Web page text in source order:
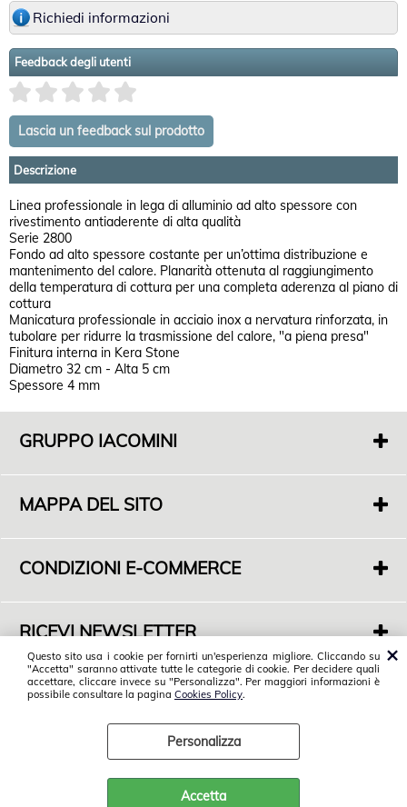
Questo sito usa i cookie per fornirti un'esperienza migliore. Cliccando su
"Accetta" saranno attivate tutte le categorie di cookie. Per decidere quali
accettare, cliccare invece su "Personalizza". Per maggiori informazioni è
possibile consultare la pagina Cookies Policy.
Personalizza
Accetta
Richiedi informazioni
Feedback degli utenti
Descrizione
Linea professionale in lega di alluminio ad alto spessore con
rivestimento antiaderente di alta qualità
Serie 2800
Fondo ad alto spessore costante per un’ottima distribuzione e
mantenimento del calore. Planarità ottenuta al raggiungimento
della temperatura di cottura per una completa aderenza al piano di
cottura
Manicatura professionale in acciaio inox a nervatura rinforzata, in
tubolare per ridurre la trasmissione del calore, "a piena presa"
Finitura interna in Kera Stone
Diametro 32 cm - Alta 5 cm
Spessore 4 mm
GRUPPO IACOMINI
S.Legale: Via Casal dell'Abete 16
Sede Commerciale: S.P. Monterozzi Marina Snc
Angolo Via F. De Cesaris - 01016 Tarquinia (VT)
MAPPA DEL SITO
Servizi
Contatti
CONDIZIONI E-COMMERCE
Privacy Policy
Cookies Policy
Postvendita
RICEVI NEWSLETTER
Vuoi tenerti informato sulle nostre novità?
Iscriviti alla nostra Newsletter
© 2018 Gruppo Iacomini. Tutti i diritti riservati.
Preferenze cookie